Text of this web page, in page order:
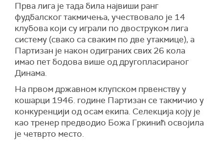
Прва лига је тада била највиши ранг
фудбалског такмичења, учествовало је 14
клубова који су играли по двоструком лига
систему (свако са сваким по две утакмице), а
Партизан је након одиграних свих 26 кола
имао пет бодова више од другопласираног
Динама.
На првом државном клупском првенству у
кошарци 1946. године Партизан се такмичио у
конкуренцији од осам екипа. Селекција коју је
као тренер предводио Божа Гркинић освојила
је четврто место.